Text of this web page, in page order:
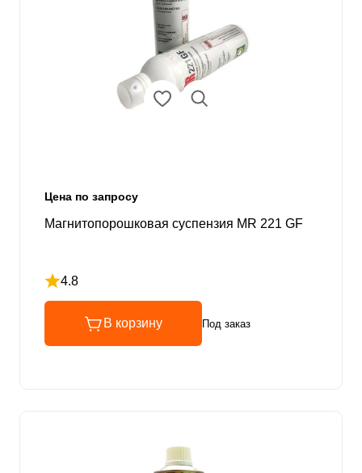
Цена по запросу
Магнитопорошковая суспензия MR 221 GF
4.8
Рейтинг 4.8 из 5
В корзину Под заказ